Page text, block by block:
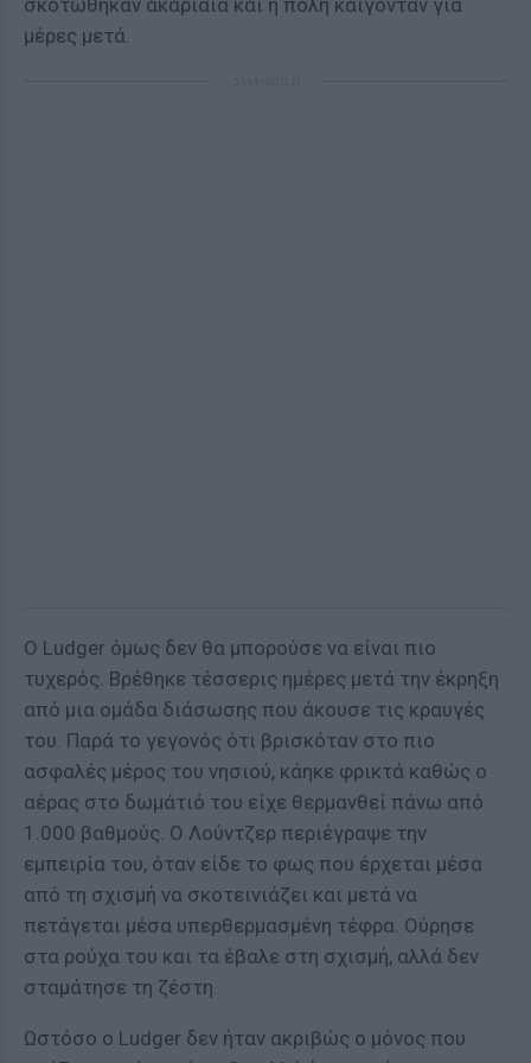
σκοτώθηκαν ακαριαία και η πόλη καίγονταν για
μέρες μετά.
Ο Ludger όμως δεν θα μπορούσε να είναι πιο
τυχερός. Βρέθηκε τέσσερις ημέρες μετά την έκρηξη
από μια ομάδα διάσωσης που άκουσε τις κραυγές
του. Παρά το γεγονός ότι βρισκόταν στο πιο
ασφαλές μέρος του νησιού, κάηκε φρικτά καθώς ο
αέρας στο δωμάτιό του είχε θερμανθεί πάνω από
1.000 βαθμούς. Ο Λούντζερ περιέγραψε την
εμπειρία του, όταν είδε το φως που έρχεται μέσα
από τη σχισμή να σκοτεινιάζει και μετά να
πετάγεται μέσα υπερθερμασμένη τέφρα. Ούρησε
στα ρούχα του και τα έβαλε στη σχισμή, αλλά δεν
σταμάτησε τη ζέστη.
Ωστόσο ο Ludger δεν ήταν ακριβώς ο μόνος που